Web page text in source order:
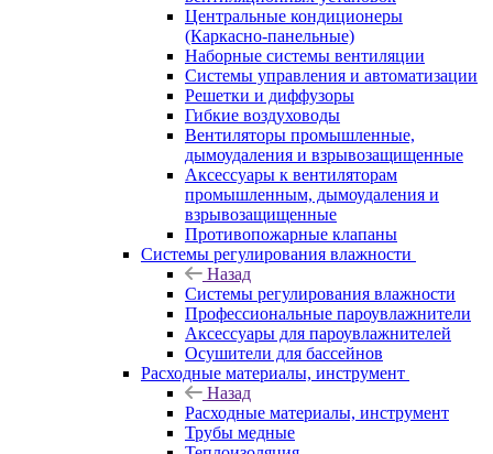
Центральные кондиционеры
(Каркасно-панельные)
Наборные системы вентиляции
Системы управления и автоматизации
Решетки и диффузоры
Гибкие воздуховоды
Вентиляторы промышленные,
дымоудаления и взрывозащищенные
Аксессуары к вентиляторам
промышленным, дымоудаления и
взрывозащищенные
Противопожарные клапаны
Системы регулирования влажности
Назад
Системы регулирования влажности
Профессиональные пароувлажнители
Аксессуары для пароувлажнителей
Осушители для бассейнов
Расходные материалы, инструмент
Назад
Расходные материалы, инструмент
Трубы медные